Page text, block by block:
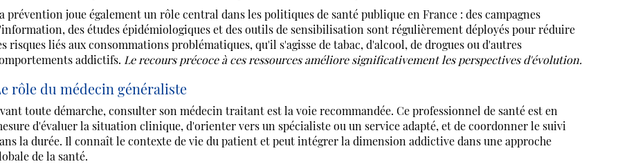
prévention joue également un rôle central dans les politiques de santé publique en France : des campagnes
des études épidémiologiques et des outils de sensibilisation sont régulièrement déployés pour réduire
risques liés aux consommations problématiques, qu'il s'agisse de tabac, d'alcool, de drogues ou d'autres
addictifs. Le recours précoce à ces ressources améliore significativement les perspectives d'évolution.
rôle du médecin généraliste
toute démarche, consulter son médecin traitant est la voie recommandée. Ce professionnel de santé est en
d'évaluer la situation clinique, d'orienter vers un spécialiste ou un service adapté, et de coordonner le suivi
la durée. Il connaît le contexte de vie du patient et peut intégrer la dimension addictive dans une approche
de la santé.